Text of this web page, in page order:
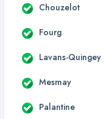
Chouzelot
Fourg
Lavans-Quingey
Mesmay
Palantine